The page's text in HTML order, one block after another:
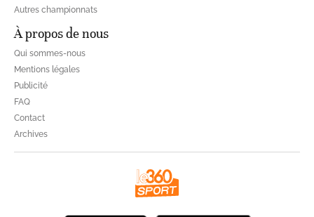
Autres championnats
À propos de nous
Qui sommes-nous
Mentions légales
Publicité
FAQ
Contact
Archives